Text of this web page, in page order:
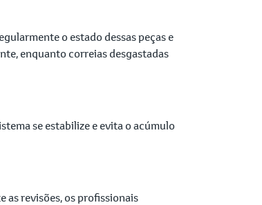
o estado dessas peças e
enquanto correias desgastadas
se estabilize e evita o acúmulo
revisões, os profissionais